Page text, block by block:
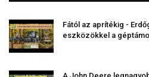
Fától az aprítékig -
eszközökkel a